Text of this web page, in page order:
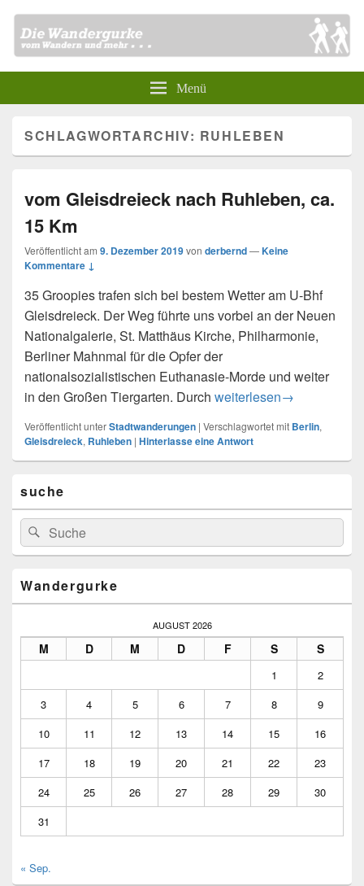
Menü
SCHLAGWORTARCHIV: RUHLEBEN
vom Gleisdreieck nach Ruhleben, ca.
15 Km
Veröffentlicht am 9. Dezember 2019von derbernd—Keine
Kommentare ↓
35 Groopies trafen sich bei bestem Wetter am U-Bhf
Gleisdreieck. Der Weg führte uns vorbei an der Neuen
Nationalgalerie, St. Matthäus Kirche, Philharmonie,
Berliner Mahnmal für die Opfer der
nationalsozialistischen Euthanasie-Morde und weiter
in den Großen Tiergarten. Durch vom Gleisdreieck nach
weiterlesen→
Veröffentlicht unterStadtwanderungen | Verschlagwortet mit Berlin,
Gleisdreieck, Ruhleben | Hinterlasse eine Antwort
Seitenleisten-
Widgetbereich
suche
Suchen
nach:
Suchen
Wandergurke
AUGUST 2026
M D M D F S S
1
2
3
4 5 6 7 8
9
10
11 12 13 14 15
16
17
18 19 20 21 22
23
24
25 26 27 28 29
30
31
« Sep.